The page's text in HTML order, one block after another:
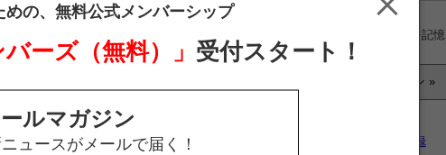
インを行ってご覧ください。
ログイン情報を記憶
新規ユーザー登録
の、 無料公式メンバーシップ
ーズ（無料）」 受付スタート！
ルマガジン
ュースがメールで届く！